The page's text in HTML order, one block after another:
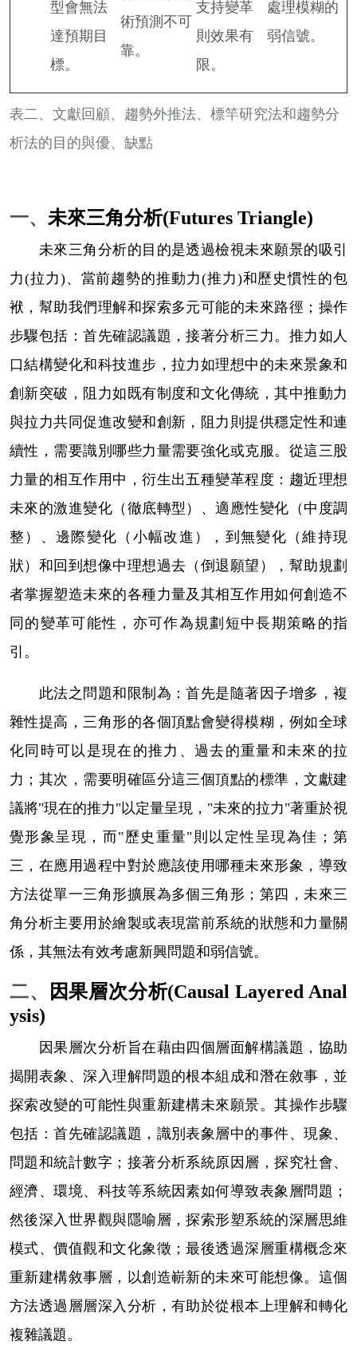
表二、文獻回顧、趨勢外推法、標竿研究法和趨勢分
析法的目的與優、缺點
型會無法
達預期目
標。
術預測不可
靠。
支持變革
則效果有
限。
處理模糊的
弱信號。
一、 未來三角分析(Futures Triangle)
未來三角分析的目的是透過檢視未來願景的吸引
力(拉力)、當前趨勢的推動力(推力)和歷史慣性的包
袱，幫助我們理解和探索多元可能的未來路徑；操作
步驟包括：首先確認議題，接著分析三力。推力如人
口結構變化和科技進步，拉力如理想中的未來景象和
創新突破，阻力如既有制度和文化傳統，其中推動力
與拉力共同促進改變和創新，阻力則提供穩定性和連
續性，需要識別哪些力量需要強化或克服。從這三股
力量的相互作用中，衍生出五種變革程度：趨近理想
未來的激進變化（徹底轉型）、適應性變化（中度調
整）、邊際變化（小幅改進），到無變化（維持現
狀）和回到想像中理想過去（倒退願望），幫助規劃
者掌握塑造未來的各種力量及其相互作用如何創造不
同的變革可能性，亦可作為規劃短中長期策略的指
引。
此法之問題和限制為：首先是隨著因子增多，複
雜性提高，三角形的各個頂點會變得模糊，例如全球
化同時可以是現在的推力、過去的重量和未來的拉
力；其次，需要明確區分這三個頂點的標準，文獻建
議將"現在的推力"以定量呈現， "未來的拉力"著重於視
覺形象呈現，而" 歷史重量" 則以定性呈現為佳；第
三，在應用過程中對於應該使用哪種未來形象，導致
方法從單一三角形擴展為多個三角形；第四，未來三
角分析主要用於繪製或表現當前系統的狀態和力量關
係，其無法有效考慮新興問題和弱信號。
二、 因果層次分析(Causal Layered Anal
ysis)
因果層次分析旨在藉由四個層面解構議題，協助
揭開表象、深入理解問題的根本組成和潛在敘事，並
探索改變的可能性與重新建構未來願景。其操作步驟
包括：首先確認議題，識別表象層中的事件、現象、
問題和統計數字；接著分析系統原因層，探究社會、
經濟、環境、科技等系統因素如何導致表象層問題；
然後深入世界觀與隱喻層，探索形塑系統的深層思維
模式、價值觀和文化象徵；最後透過深層重構概念來
重新建構敘事層，以創造嶄新的未來可能想像。這個
方法透過層層深入分析，有助於從根本上理解和轉化
複雜議題。